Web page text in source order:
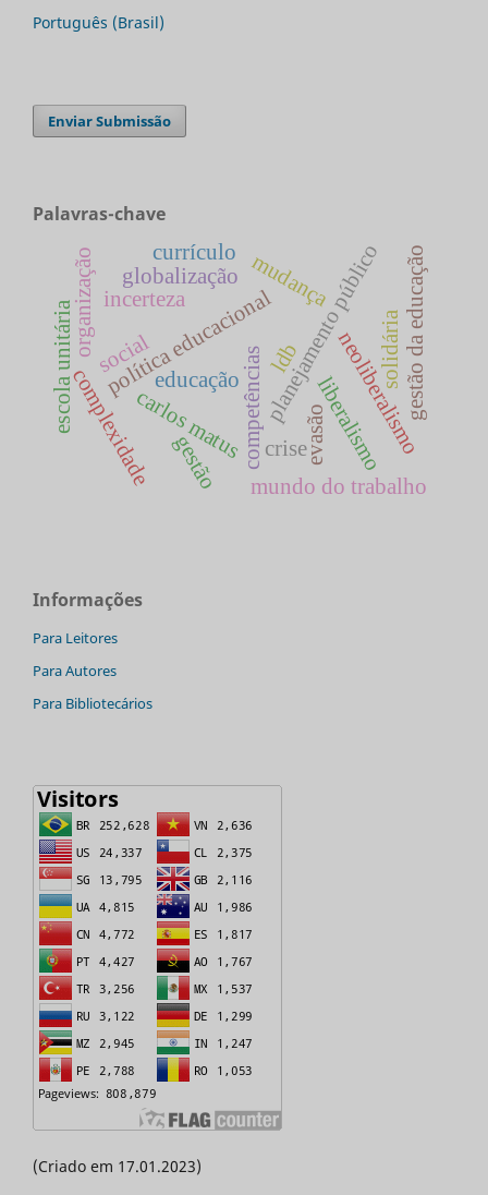
Português (Brasil)
Enviar Submissão
Palavras-chave
competências
educação
mundo do trabalho
política educacionalplanejamento público
carlos matus
gestão
complexidade
incerteza
crise
mudança
organização
liberalismo
globalização
neoliberalismo
social solidária
escola unitária ldb
currículo gestão da educação
evasão
Informações
Para Leitores
Para Autores
Para Bibliotecários
(Criado em 17.01.2023)